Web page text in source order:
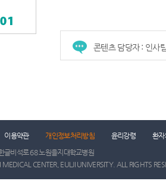
콘텐츠 담당자 : 인사
이용약관 개인정보처리방침 윤리강령
환자
글비석로 68 노원을지대학교병원
CENTER, EULJI UNIVERSITY. ALL RIGHTS